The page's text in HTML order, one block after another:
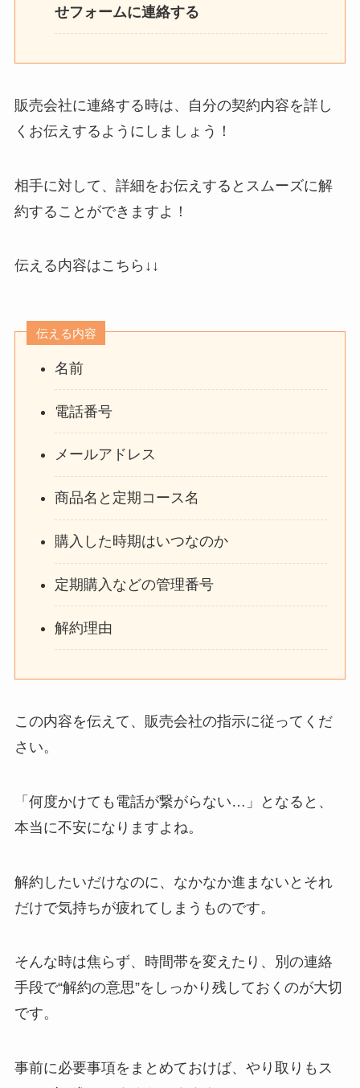
せフォームに連絡する
販売会社に連絡する時は、自分の契約内容を詳し
くお伝えするようにしましょう！
相手に対して、詳細をお伝えするとスムーズに解
約することができますよ！
伝える内容はこちら↓↓
伝える内容
名前
電話番号
メールアドレス
商品名と定期コース名
購入した時期はいつなのか
定期購入などの管理番号
解約理由
この内容を伝えて、販売会社の指示に従ってくだ
さい。
「何度かけても電話が繋がらない…」となると、
本当に不安になりますよね。
解約したいだけなのに、なかなか進まないとそれ
だけで気持ちが疲れてしまうものです。
そんな時は焦らず、時間帯を変えたり、別の連絡
手段で“解約の意思”をしっかり残しておくのが大切
です。
事前に必要事項をまとめておけば、やり取りもス